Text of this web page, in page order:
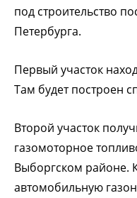
под строительство
Петербурга.
Первый участок
Там будет построен
Второй участок
газомоторное
Выборгском районе.
автомобильную